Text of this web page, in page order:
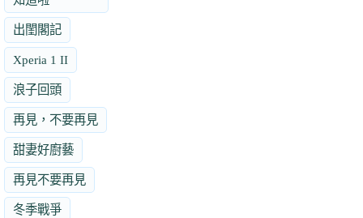
出閨閣記
Xperia 1 II
浪子回頭
再見，不要再見
甜妻好廚藝
再見不要再見
冬季戰爭